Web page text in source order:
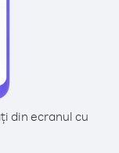
din ecranul cu